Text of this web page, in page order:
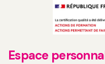
Espace